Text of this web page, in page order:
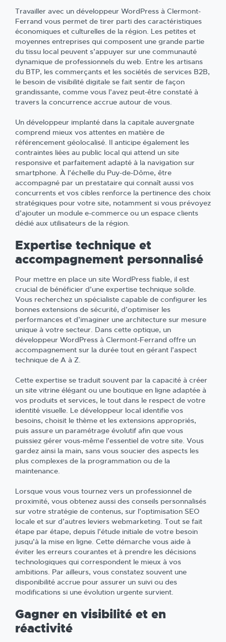
Travailler avec un développeur WordPress à Clermont-
Ferrand vous permet de tirer parti des caractéristiques
économiques et culturelles de la région. Les petites et
moyennes entreprises qui composent une grande partie
du tissu local peuvent s’appuyer sur une communauté
dynamique de professionnels du web. Entre les artisans
du BTP, les commerçants et les sociétés de services B2B,
le besoin de visibilité digitale se fait sentir de façon
grandissante, comme vous l’avez peut-être constaté à
travers la concurrence accrue autour de vous.
Un développeur implanté dans la capitale auvergnate
comprend mieux vos attentes en matière de
référencement géolocalisé. Il anticipe également les
contraintes liées au public local qui attend un site
responsive et parfaitement adapté à la navigation sur
smartphone. À l’échelle du Puy-de-Dôme, être
accompagné par un prestataire qui connaît aussi vos
concurrents et vos cibles renforce la pertinence des choix
stratégiques pour votre site, notamment si vous prévoyez
d’ajouter un module e-commerce ou un espace clients
dédié aux utilisateurs de la région.
Expertise technique et
accompagnement personnalisé
Pour mettre en place un site WordPress fiable, il est
crucial de bénéficier d’une expertise technique solide.
Vous recherchez un spécialiste capable de configurer les
bonnes extensions de sécurité, d’optimiser les
performances et d’imaginer une architecture sur mesure
unique à votre secteur. Dans cette optique, un
développeur WordPress à Clermont-Ferrand offre un
accompagnement sur la durée tout en gérant l’aspect
technique de A à Z.
Cette expertise se traduit souvent par la capacité à créer
un site vitrine élégant ou une boutique en ligne adaptée à
vos produits et services, le tout dans le respect de votre
identité visuelle. Le développeur local identifie vos
besoins, choisit le thème et les extensions appropriés,
puis assure un paramétrage évolutif afin que vous
puissiez gérer vous-même l’essentiel de votre site. Vous
gardez ainsi la main, sans vous soucier des aspects les
plus complexes de la programmation ou de la
maintenance.
Lorsque vous vous tournez vers un professionnel de
proximité, vous obtenez aussi des conseils personnalisés
sur votre stratégie de contenus, sur l’optimisation SEO
locale et sur d’autres leviers webmarketing. Tout se fait
étape par étape, depuis l’étude initiale de votre besoin
jusqu’à la mise en ligne. Cette démarche vous aide à
éviter les erreurs courantes et à prendre les décisions
technologiques qui correspondent le mieux à vos
ambitions. Par ailleurs, vous constatez souvent une
disponibilité accrue pour assurer un suivi ou des
modifications si une évolution urgente survient.
Gagner en visibilité et en
réactivité